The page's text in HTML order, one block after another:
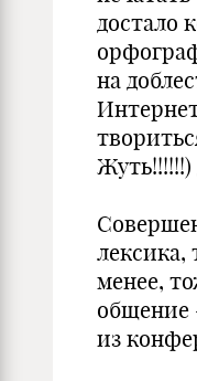
достало
на
Жуть!!!!!!)
менее,
общение
из